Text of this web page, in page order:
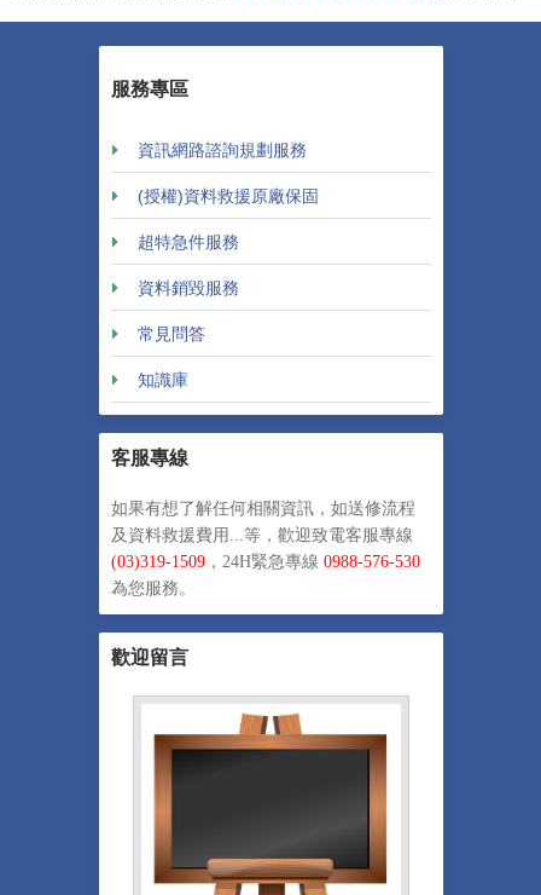
服務專區
資訊網路諮詢規劃服務
(授權)資料救援原廠保固
超特急件服務
資料銷毀服務
常見問答
知識庫
客服專線
如果有想了解任何相關資訊，如送修流程
及資料救援費用...等，歡迎致電客服專線
(03)319-1509，24H緊急專線 0988-576-530
為您服務。
歡迎留言